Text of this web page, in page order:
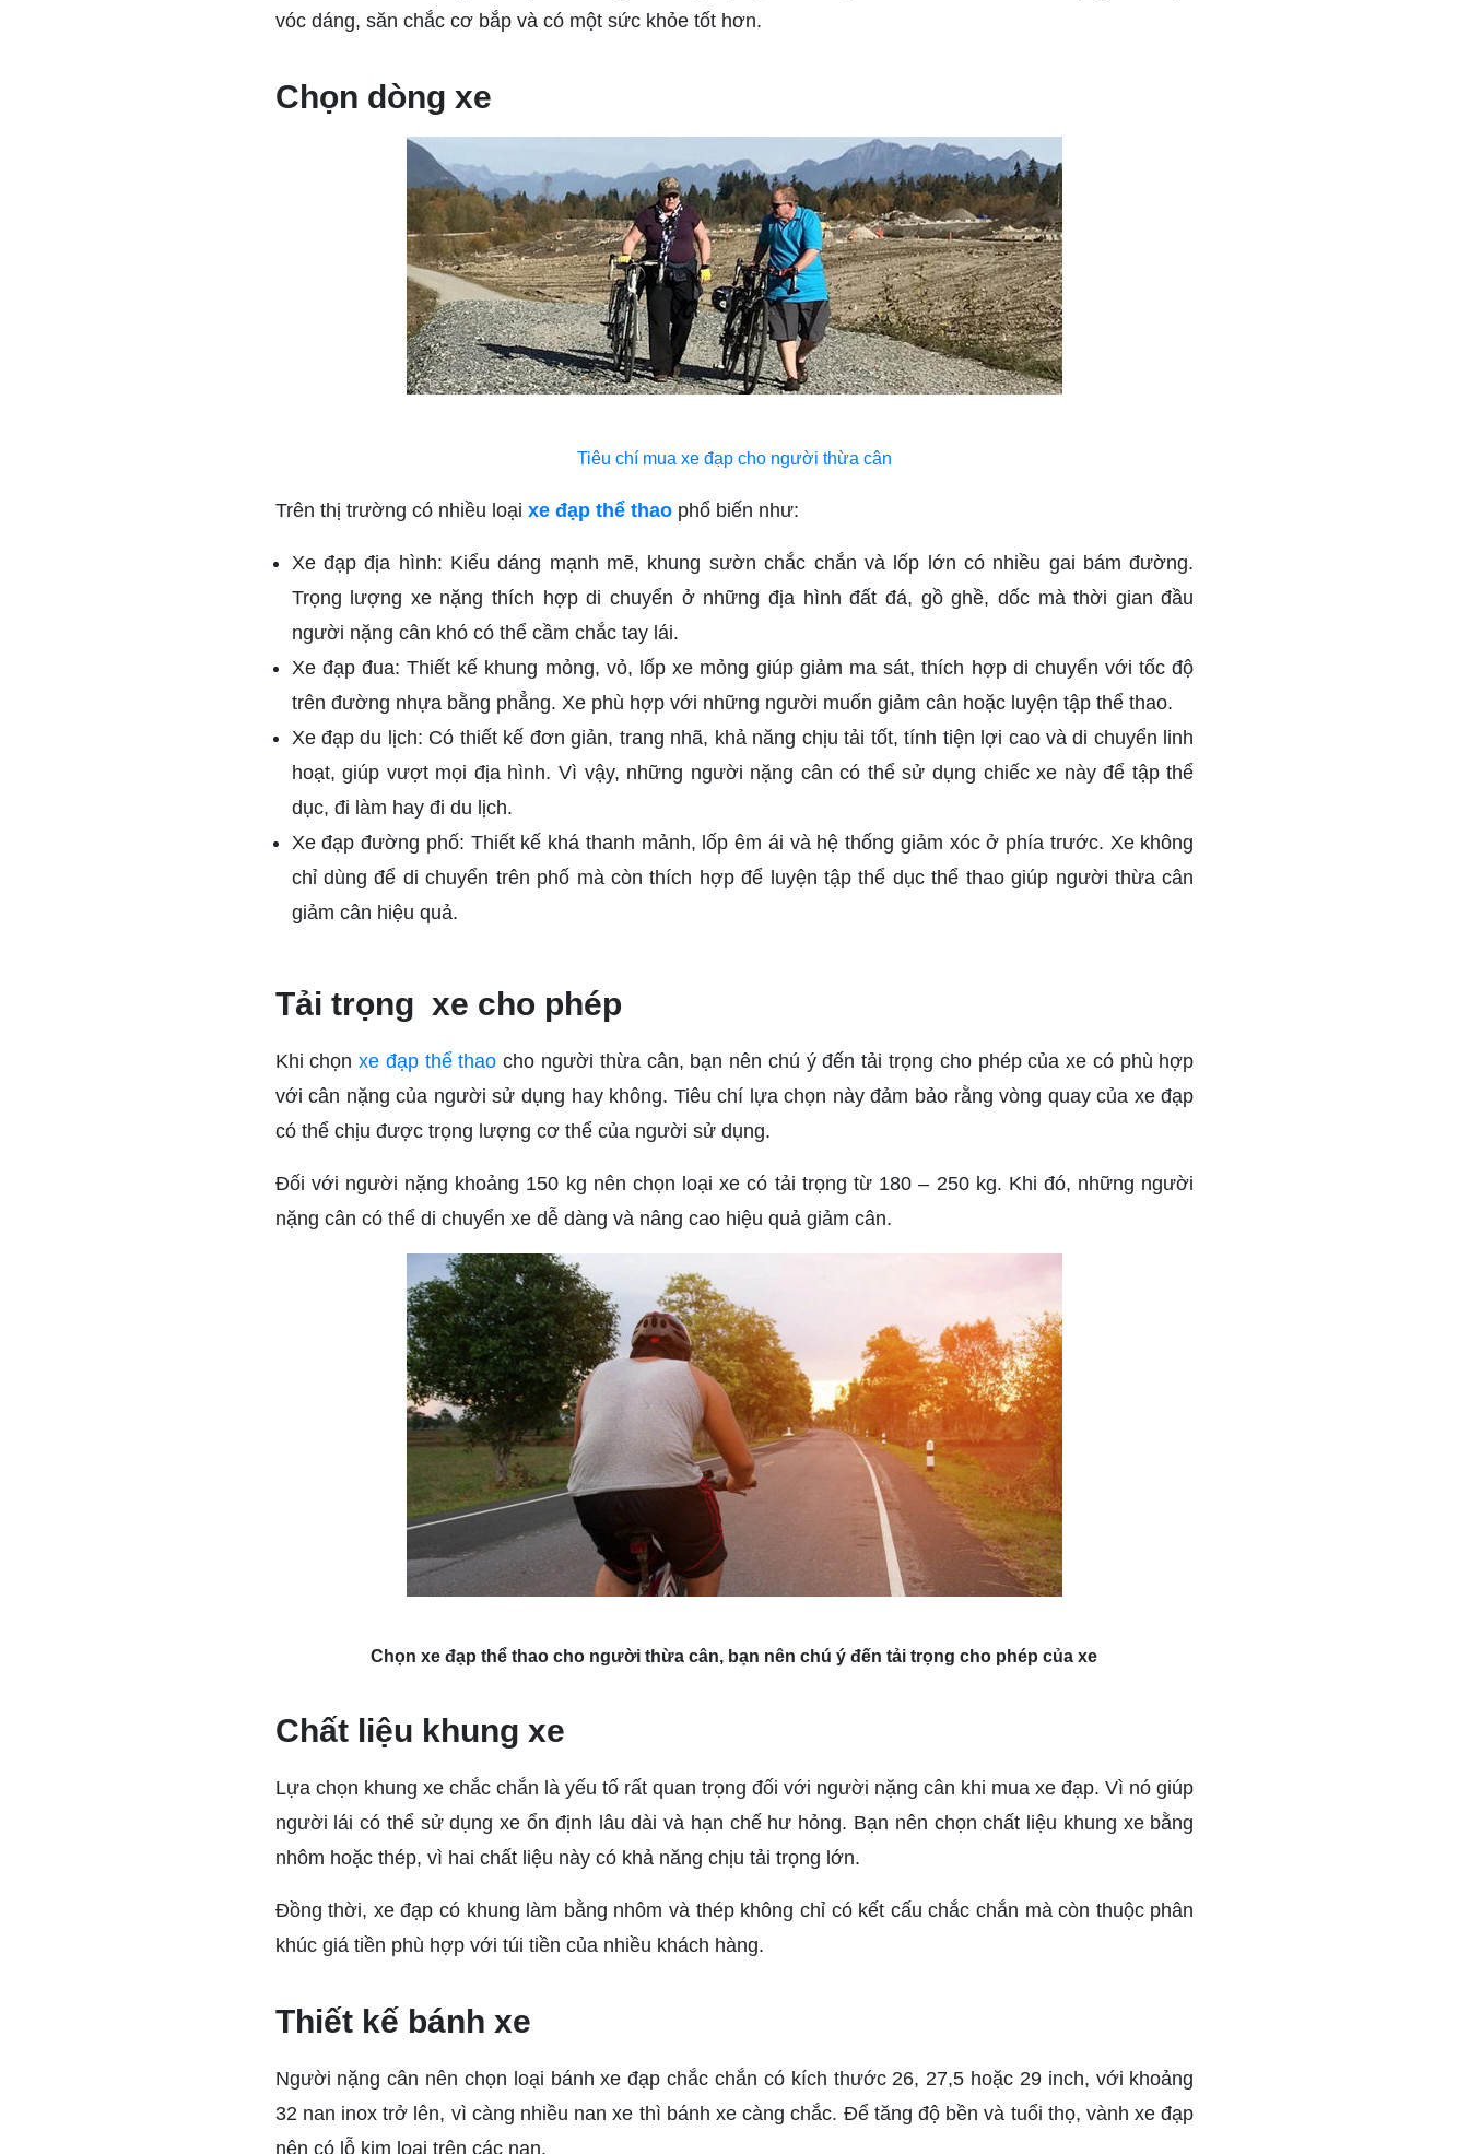
vóc dáng, săn chắc cơ bắp và có một sức khỏe tốt hơn.
Chọn dòng xe
Tiêu chí mua xe đạp cho người thừa cân
Trên thị trường có nhiều loại xe đạp thể thaophổ biến như:
Xe đạp địa hình: Kiểu dáng mạnh mẽ, khung sườn chắc chắn và lốp lớn có nhiều gai bám đường.
Trọng lượng xe nặng thích hợp di chuyển ở những địa hình đất đá, gồ ghề, dốc mà thời gian đầu
người nặng cân khó có thể cầm chắc tay lái.
Xe đạp đua: Thiết kế khung mỏng, vỏ, lốp xe mỏng giúp giảm ma sát, thích hợp di chuyển với tốc độ
trên đường nhựa bằng phẳng. Xe phù hợp với những người muốn giảm cân hoặc luyện tập thể thao.
Xe đạp du lịch: Có thiết kế đơn giản, trang nhã, khả năng chịu tải tốt, tính tiện lợi cao và di chuyển linh
hoạt, giúp vượt mọi địa hình. Vì vậy, những người nặng cân có thể sử dụng chiếc xe này để tập thể
dục, đi làm hay đi du lịch.
Xe đạp đường phố: Thiết kế khá thanh mảnh, lốp êm ái và hệ thống giảm xóc ở phía trước. Xe không
chỉ dùng để di chuyển trên phố mà còn thích hợp để luyện tập thể dục thể thao giúp người thừa cân
giảm cân hiệu quả.
Tải trọng xe cho phép
Khi chọnxe đạp thể thao cho người thừa cân, bạn nên chú ý đến tải trọng cho phép của xe có phù hợp
với cân nặng của người sử dụng hay không. Tiêu chí lựa chọn này đảm bảo rằng vòng quay của xe đạp
có thể chịu được trọng lượng cơ thể của người sử dụng.
Đối với người nặng khoảng 150 kg nên chọn loại xe có tải trọng từ 180 – 250 kg. Khi đó, những người
nặng cân có thể di chuyển xe dễ dàng và nâng cao hiệu quả giảm cân.
Chọn xe đạp thể thao cho người thừa cân, bạn nên chú ý đến tải trọng cho phép của xe
Chất liệu khung xe
Lựa chọn khung xe chắc chắn là yếu tố rất quan trọng đối với người nặng cân khi mua xe đạp. Vì nó giúp
người lái có thể sử dụng xe ổn định lâu dài và hạn chế hư hỏng. Bạn nên chọn chất liệu khung xe bằng
nhôm hoặc thép, vì hai chất liệu này có khả năng chịu tải trọng lớn.
Đồng thời, xe đạp có khung làm bằng nhôm và thép không chỉ có kết cấu chắc chắn mà còn thuộc phân
khúc giá tiền phù hợp với túi tiền của nhiều khách hàng.
Thiết kế bánh xe
Người nặng cân nên chọn loại bánh xe đạp chắc chắn có kích thước 26, 27,5 hoặc 29 inch, với khoảng
32 nan inox trở lên, vì càng nhiều nan xe thì bánh xe càng chắc. Để tăng độ bền và tuổi thọ, vành xe đạp
nên có lỗ kim loại trên các nan.